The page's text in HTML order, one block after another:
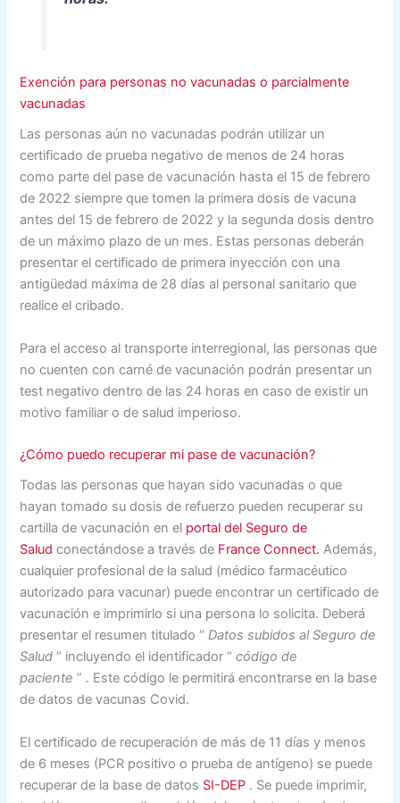
Exención para personas no vacunadas o parcialmente
vacunadas
Las personas aún no vacunadas podrán utilizar un
certificado de prueba negativo de menos de 24 horas
como parte del pase de vacunación hasta el 15 de febrero
de 2022 siempre que tomen la primera dosis de vacuna
antes del 15 de febrero de 2022 y la segunda dosis dentro
de un máximo plazo de un mes. Estas personas deberán
presentar el certificado de primera inyección con una
antigüedad máxima de 28 días al personal sanitario que
realice el cribado.
Para el acceso al transporte interregional, las personas que
no cuenten con carné de vacunación podrán presentar un
test negativo dentro de las 24 horas en caso de existir un
motivo familiar o de salud imperioso.
¿Cómo puedo recuperar mi pase de vacunación?
Todas las personas que hayan sido vacunadas o que
hayan tomado su dosis de refuerzo pueden recuperar su
cartilla de vacunación en el portal del Seguro de
Salud conectándose a través de France Connect.Además,
cualquier profesional de la salud (médico farmacéutico
autorizado para vacunar) puede encontrar un certificado de
vacunación e imprimirlo si una persona lo solicita. Deberá
presentar el resumen titulado“Datos subidos al Seguro de
Salud ” incluyendo el identificador“código de
paciente ” . Este código le permitirá encontrarse en la base
de datos de vacunas Covid.
El certificado de recuperación de más de 11 días y menos
de 6 meses (PCR positivo o prueba de antígeno) se puede
recuperar de la base de datos SI-DEP . Se puede imprimir,